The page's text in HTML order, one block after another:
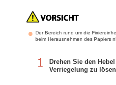
Der Bereich rund um die
beim Herausnehmen des Papiers
Drehen Sie den
Verriegelung zu